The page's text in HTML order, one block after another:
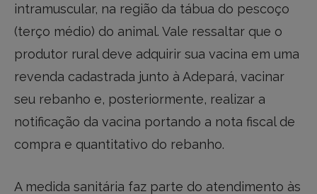
intramuscular, na região da tábua do pescoço
(terço médio) do animal. Vale ressaltar que o
produtor rural deve adquirir sua vacina em uma
revenda cadastrada junto à Adepará, vacinar
seu rebanho e, posteriormente, realizar a
notificação da vacina portando a nota fiscal de
compra e quantitativo do rebanho.
A medida sanitária faz parte do atendimento às